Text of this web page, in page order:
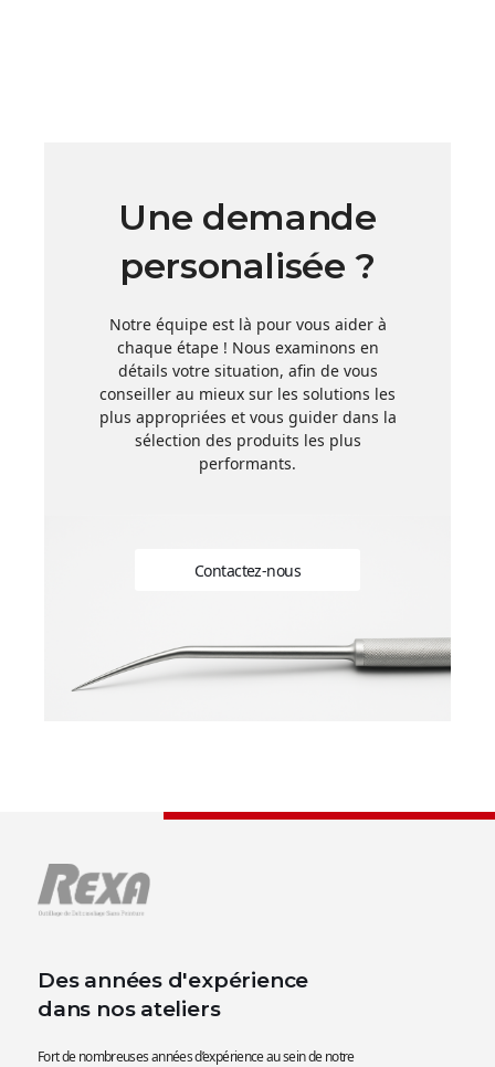
Une demande
personalisée ?
Notre équipe est là pour vous aider à
chaque étape ! Nous examinons en
détails votre situation, afin de vous
conseiller au mieux sur les solutions les
plus appropriées et vous guider dans la
sélection des produits les plus
performants.
Contactez-nous
Des années d'expérience
dans nos ateliers
Fort de nombreuses années d’expérience au sein de notre